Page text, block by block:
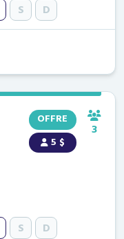
S D
OFFRE
5 $
3
S D